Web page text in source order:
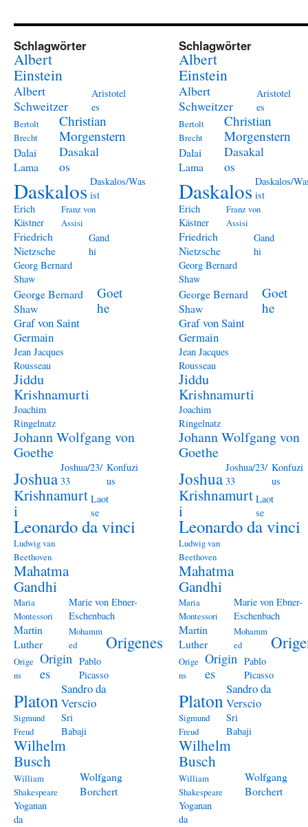
Schlagwörter
Albert
Einstein
Albert
Schweitzer
Aristotel
es
Bertolt
Brecht
Christian
Morgenstern
Dalai
Lama
Dasakal
os
Daskalos Daskalos/Was
ist
Erich
Kästner
Franz von
Assisi
Friedrich
Nietzsche
Gand
hi
Georg Bernard
Shaw
George Bernard
Shaw
Goet
he
Graf von Saint
Germain
Jean Jacques
Rousseau
Jiddu
Krishnamurti
Joachim
Ringelnatz
Johann Wolfgang von
Goethe
Joshua
Joshua/23/
33
Konfuzi
us
Krishnamurt
i
Laot
se
Leonardo da vinci
Ludwig van
Beethoven
Mahatma
Gandhi
Maria
Montessori
Marie von Ebner-
Eschenbach
Martin
Luther
Mohamm
ed
Origenes
Orige
ns
Origin
es
Pablo
Picasso
Platon
Sandro da
Verscio
Sigmund
Freud
Sri
Babaji
Wilhelm
Busch
William
Shakespeare
Wolfgang
Borchert
Yoganan
da
Schlagwörter
Albert
Einstein
Albert
Schweitzer
Aristotel
es
Bertolt
Brecht
Christian
Morgenstern
Dalai
Lama
Dasakal
os
Daskalos Daskalos/
ist
Erich
Kästner
Franz von
Assisi
Friedrich
Nietzsche
Gand
hi
Georg Bernard
Shaw
George Bernard
Shaw
Goet
he
Graf von Saint
Germain
Jean Jacques
Rousseau
Jiddu
Krishnamurti
Joachim
Ringelnatz
Johann Wolfgang von
Goethe
Joshua
Joshua/23/
33
Konfuzi
us
Krishnamurt
i
Laot
se
Leonardo da vinci
Ludwig van
Beethoven
Mahatma
Gandhi
Maria
Montessori
Marie von Ebner-
Eschenbach
Martin
Luther
Mohamm
ed
Orige
ns
Origin
es
Pablo
Picasso
Platon
Sandro da
Verscio
Sigmund
Freud
Sri
Babaji
Wilhelm
Busch
William
Shakespeare
Wolfgang
Borchert
Yoganan
da